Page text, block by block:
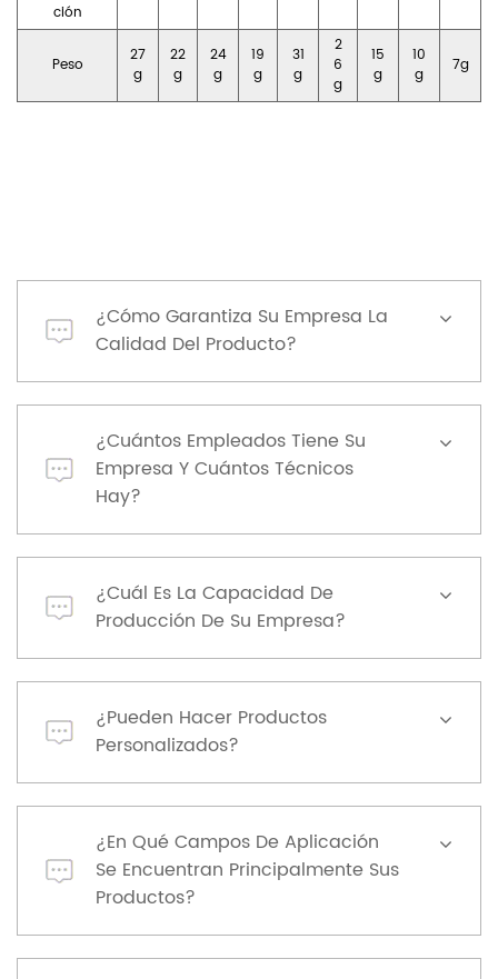
ción
Peso
27
g
22
g
24
g
19
g
31
g
2
6
g
15
g
10
g
7g
¿Cómo Garantiza Su Empresa La
Calidad Del Producto?
¿Cuántos Empleados Tiene Su
Empresa Y Cuántos Técnicos
Hay?
¿Cuál Es La Capacidad De
Producción De Su Empresa?
¿Pueden Hacer Productos
Personalizados?
¿En Qué Campos De Aplicación
Se Encuentran Principalmente Sus
Productos?